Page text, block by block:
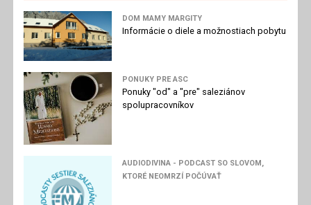
DOM MAMY MARGITY
Informácie o diele a možnostiach pobytu
PONUKY PRE ASC
Ponuky "od" a "pre" saleziánov
spolupracovníkov
AUDIODIVINA - PODCAST SO SLOVOM,
KTORÉ NEOMRZÍ POČÚVAŤ